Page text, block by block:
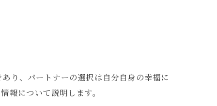
り、パートナーの選択は自分自身の幸福に
報について説明します。